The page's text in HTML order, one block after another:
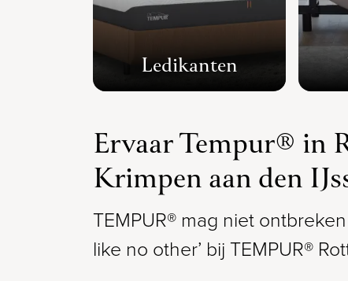
Ledikanten
Ervaar Tempur® in
Krimpen aan den
TEMPUR® mag niet
like no other’ bij TEMPUR®